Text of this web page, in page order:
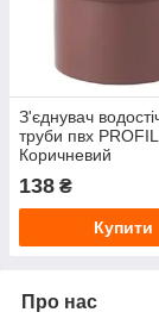
З'єднувач
труби пвх
Коричневий
138 ₴
Купити
Про нас